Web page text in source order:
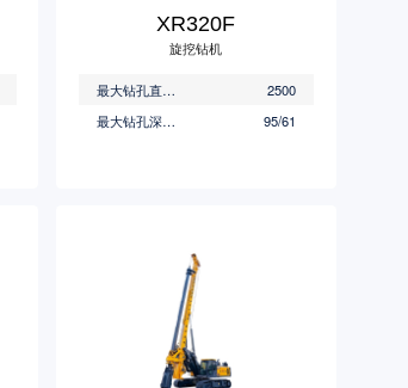
XR320F
旋挖钻机
最大钻孔直径(mm)
2500
最大钻孔深度(m)
95/61